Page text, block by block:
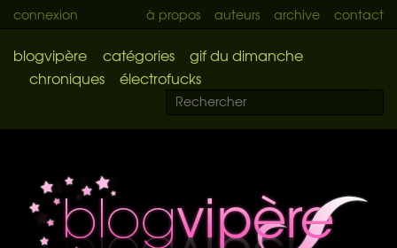
connexion à propos auteurs archive contact
blogvipère catégories
gif du dimanche
chroniques
électrofucks